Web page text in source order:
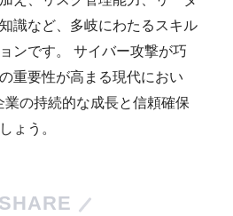
識など、多岐にわたるスキル
ンです。 サイバー攻撃が巧
重要性が高まる現代におい
業の持続的な成長と信頼確保
ょう。
SHARE